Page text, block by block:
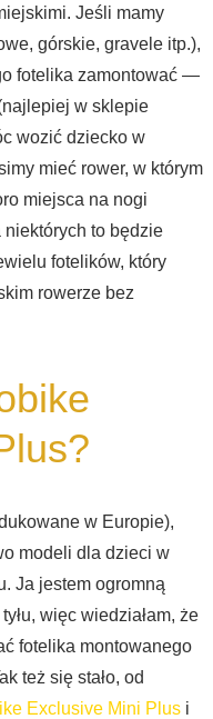
Jeśli mamy
górskie, gravele itp.),
fotelika zamontować —
w sklepie
wozić dziecko w
mieć rower, w którym
miejsca na nogi
niektórych to będzie
fotelików, który
rowerze bez
w Europie),
modeli dla dzieci w
Ja jestem ogromną
więc wiedziałam, że
fotelika montowanego
też się stało, od
Exclusive Mini Plusi